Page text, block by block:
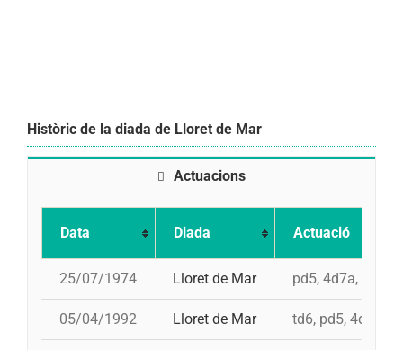
Històric de la diada de Lloret de Mar
Actuacions
Data Diada Actuació
25/07/1974 Lloret de Mar pd5, 4d7a, 5d7,
05/04/1992 Lloret de Mar td6, pd5, 4d7,